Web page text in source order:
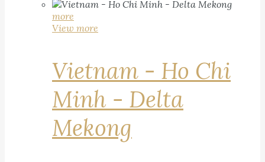
more
View more
Vietnam - Ho Chi
Minh - Delta
Mekong